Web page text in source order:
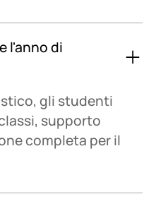
l'anno di
gli studenti
supporto
completa per il